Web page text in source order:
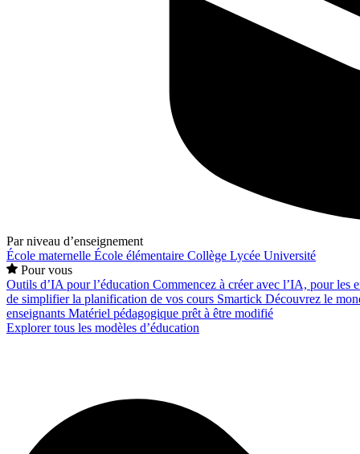
Par niveau d’enseignement
École maternelle École élémentaire Collège Lycée Université
Pour vous
Outils d’IA pour l’éducation Commencez à créer avec l’IA, pour les
de simplifier la planification de vos cours Smartick Découvrez le
enseignants Matériel pédagogique prêt à être modifié
Explorer tous les modèles d’éducation